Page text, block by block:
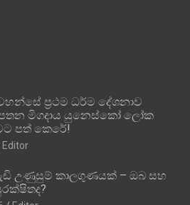
ප්‍රථම ධර්ම දේශනාව
මිගදාය යුනෙස්කෝ ලෝක
පත් කෙරේ!
Editor
දැඩි උණුසුම් කාලගුණයක් – ඔබ සහ